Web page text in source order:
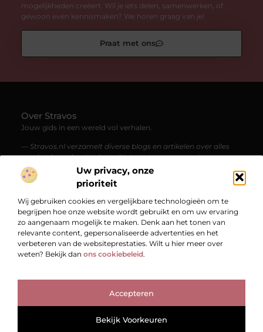
Uw privacy, onze
prioriteit
Wij gebruiken cookies en vergelijkbare technologieën om te
begrijpen hoe onze website wordt gebruikt en om uw ervaring
zo aangenaam mogelijk te maken. Denk aan het tonen van
relevante content, gepersonaliseerde advertenties en het
verbeteren van de websiteprestaties. Wilt u hier meer over
weten? Bekijk dan ons cookiebeleid.
Accepteren
Bekijk Voorkeuren
mogelijkheden creëert. Wil je iets delen, samenwerken, of
gewoon even kennismaken? We horen graag van je!
Praat met ons
Over Stravos
Jouw gids in een wereld vol verhalen.
— Stravos.nl verzamelt diverse blogs en artikelen over alles
wat het leven boeiend maakt. Laat je meenemen in een
stroom van kennis, inspiratie en verrassende perspectieven.
Bericht categorie
Onze informatie
www.stravos.nl.All Right Reserved.